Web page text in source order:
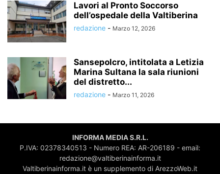
Lavori al Pronto Soccorso
dell’ospedale della Valtiberina
redazione - Marzo 12, 2026
Sansepolcro, intitolata a Letizia
Marina Sultana la sala riunioni
del distretto...
redazione - Marzo 11, 2026
INFORMA MEDIA S.R.L.
P.IVA: 02378340513 - Numero REA: AR-206189 - email:
redazione@valtiberinainforma.it
Valtiberinainforma.it è un supplemento di ArezzoWeb.it